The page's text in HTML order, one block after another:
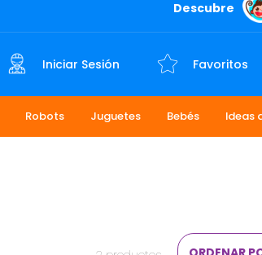
Descubre
Iniciar Sesión Favoritos
Robots Juguetes Bebés Ideas